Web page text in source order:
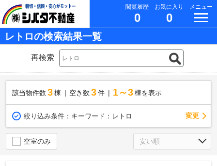
閲覧履歴
0
お気に入り
0
メニュー
レトロの検索結果一覧
再検索
該当物件数 3棟 空き数 3 件 1～3 棟を表示
絞り込み条件： キーワード：レトロ 変更
空室のみ